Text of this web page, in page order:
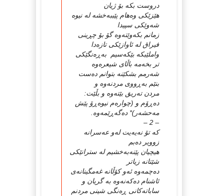
دروست بكه‌ بۆ ژیان
هێزێكی وه‌هام پێببه‌خشه‌ له‌ نیوه‌
شه‌وێكی سپیدا
زمانم بكه‌وێته‌وه‌ گۆ بۆ چڕینی
فیراق له‌ ئاوازێكی تازه‌دا
واملێبكه‌ بێكه‌سیم به‌ڕه‌نگێكی
تر بخه‌مه‌ باڵای شیعره‌وه‌
شه‌رمم بشكێنه‌ بتوانم ده‌ست
بنێم به‌ڕووی مردنه‌وه‌ و
مردن ته‌ریق بێته‌وه‌ و بڵێت:
ده‌ڕۆم و (چواره‌م نیوه‌ڕۆ پێش
مه‌حشه‌ر)* ده‌گه‌ڕێمه‌وه‌.
– 2 –
كه‌ تۆ نه‌یه‌یت له‌و عه‌سرانه‌
زوویر ده‌بم
هیچیان پێنه‌به‌خشیم له‌ سترانێكی
شێتانه‌ زیاتر
ده‌چمه‌وه‌ ئه‌و كۆڵانه‌ غه‌مگینانه‌ی
ئاشنام ده‌كه‌نه‌وه‌ به‌ گریان و
ساباته‌كانی ڕه‌نگی شینی مردنم